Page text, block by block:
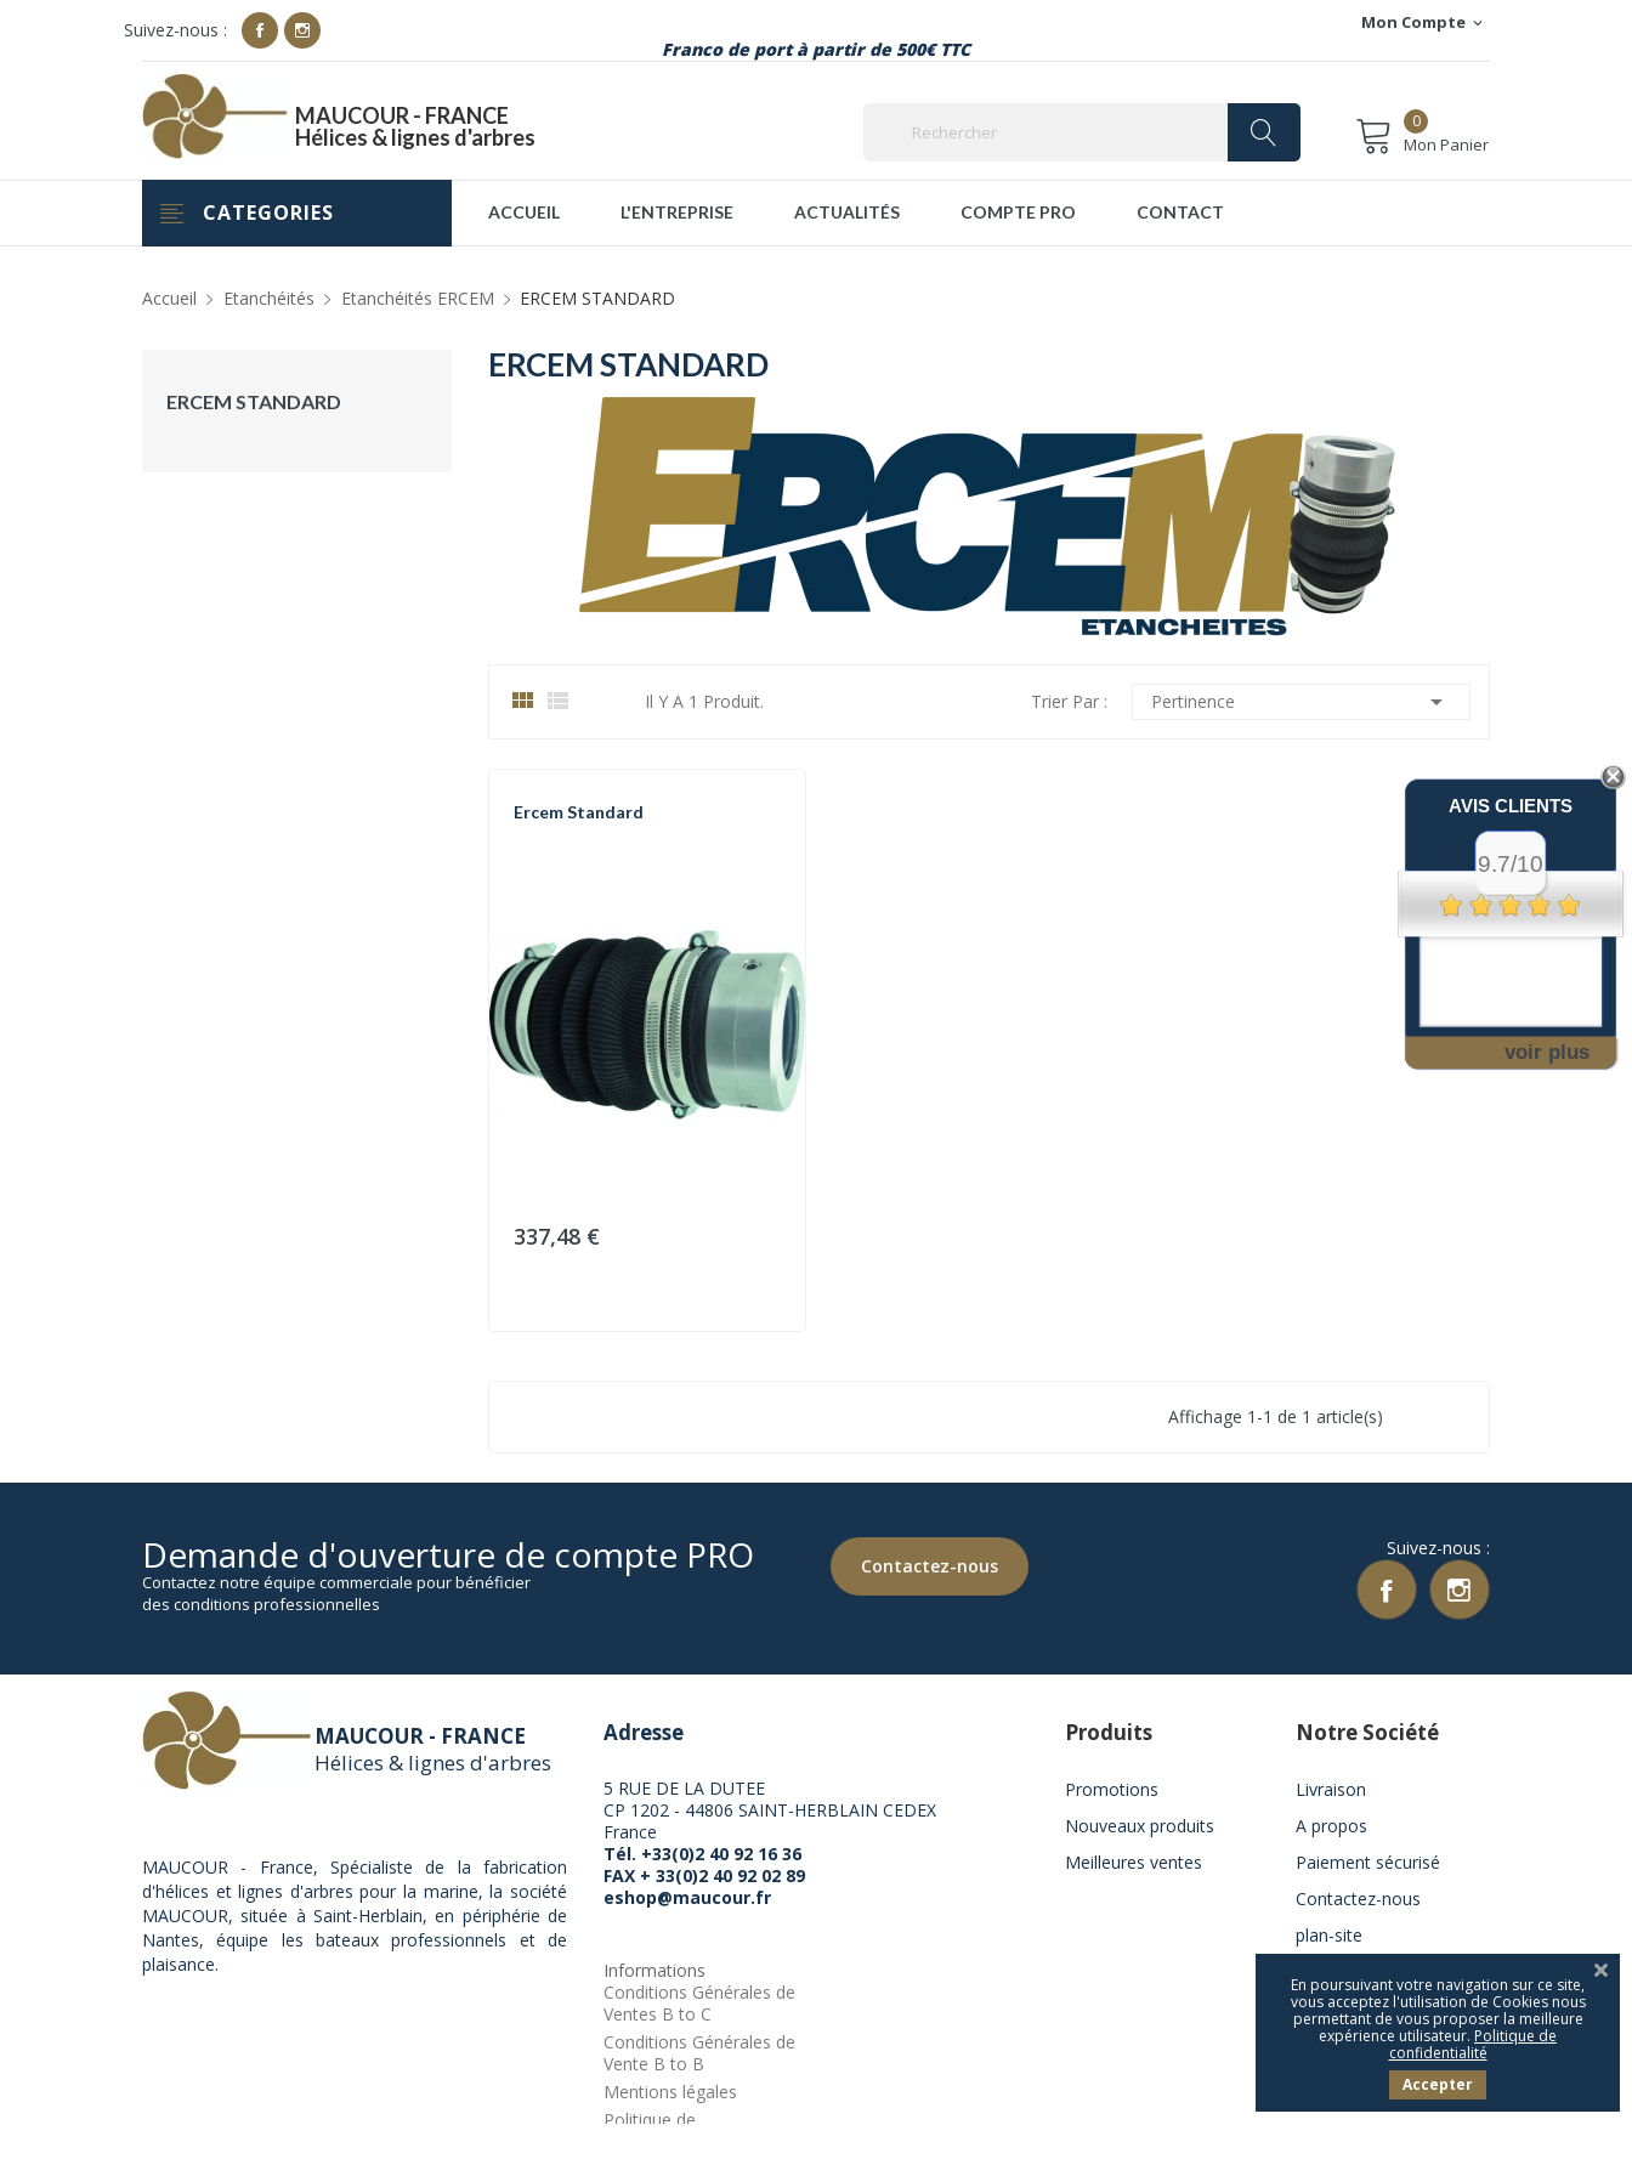
Suivez-nous : Mon Compte expand_more
Franco de port à partir de 500€ TTC
MAUCOUR - FRANCE
Hélices & lignes d'arbres
0
Mon Panier
CATEGORIES ACCUEIL L'ENTREPRISE ACTUALITÉS COMPTE PRO CONTACT
Accueil Etanchéités Etanchéités ERCEM ERCEM STANDARD
ERCEM STANDARD
ERCEM STANDARD
  Il Y A 1 Produit. Trier Par : Pertinence 
Ercem Standard
337,48 €
Affichage 1-1 de 1 article(s)
Demande d'ouverture de compte PRO
Contactez notre équipe commerciale pour bénéficier
des conditions professionnelles
Contactez-nous
Suivez-nous :
MAUCOUR - FRANCE
Hélices & lignes d'arbres
MAUCOUR - France, Spécialiste de la fabrication
d'hélices et lignes d'arbres pour la marine, la société
MAUCOUR, située à Saint-Herblain, en périphérie de
Nantes, équipe les bateaux professionnels et de
plaisance.
Adresse
5 RUE DE LA DUTEE
CP 1202 - 44806 SAINT-HERBLAIN CEDEX
France
Tél. +33(0)2 40 92 16 36
FAX + 33(0)2 40 92 02 89
eshop@maucour.fr
Produits
Promotions
Nouveaux produits
Meilleures ventes
Notre Société
Livraison
A propos
Paiement sécurisé
Contactez-nous
plan-site
Informations
Conditions Générales de
Ventes B to C
Conditions Générales de
Vente B to B
Mentions légales
Politique de
AVIS CLIENTS
9.7/10
voir plus
En poursuivant votre navigation sur ce site,
vous acceptez l'utilisation de Cookies nous
permettant de vous proposer la meilleure
expérience utilisateur. Politique de
confidentialité
Accepter